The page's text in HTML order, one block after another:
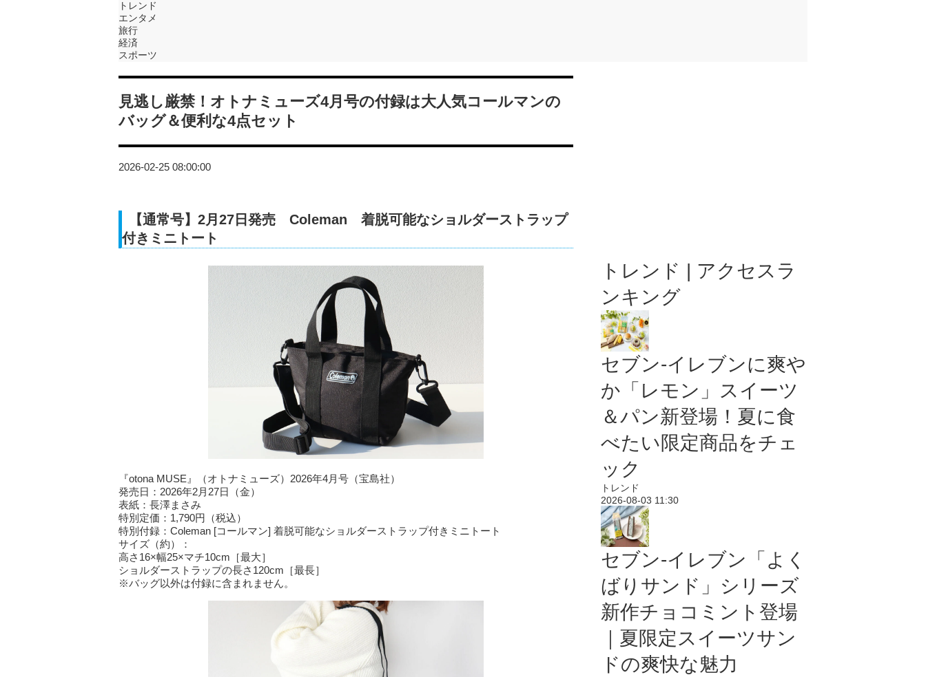
トレンド
エンタメ
旅行
経済
スポーツ
見逃し厳禁！オトナミューズ4月号の付録は大人気コールマンの
バッグ＆便利な4点セット
2026-02-25 08:00:00
【通常号】2月27日発売 Coleman 着脱可能なショルダーストラップ
付きミニトート
『otona MUSE』（オトナミューズ）2026年4月号（宝島社）
発売日：2026年2月27日（金）
表紙：長澤まさみ
特別定価：1,790円（税込）
特別付録：Coleman [コールマン] 着脱可能なショルダーストラップ付きミニトート
サイズ（約）：
高さ16×幅25×マチ10cm［最大］
ショルダーストラップの長さ120cm［最長］
※バッグ以外は付録に含まれません。
トレンド | アクセスラ
ンキング
セブン‐イレブンに爽や
か「レモン」スイーツ
＆パン新登場！夏に食
べたい限定商品をチェ
ック
トレンド
2026-08-03 11:30
セブン‐イレブン「よく
ばりサンド」シリーズ
新作チョコミント登場
｜夏限定スイーツサン
ドの爽快な魅力